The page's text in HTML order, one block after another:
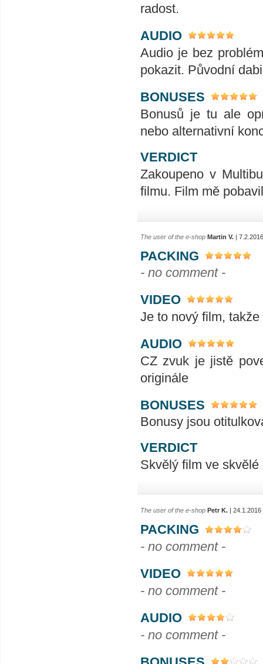
radost.
AUDIO
Audio je bez
pokazit. Původní
BONUSES
Bonusů je tu ale
nebo alternativní
VERDICT
Zakoupeno v
filmu. Film mě
The user of the e-shop Martin V. |
PACKING
- no comment -
VIDEO
Je to nový film,
AUDIO
CZ zvuk je jistě
originále
BONUSES
Bonusy jsou
VERDICT
Skvělý film ve
The user of the e-shop Petr K. |
PACKING
- no comment -
VIDEO
- no comment -
AUDIO
- no comment -